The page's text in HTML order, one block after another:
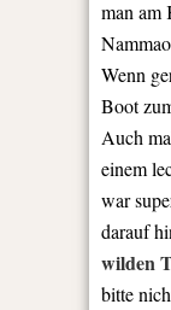
man am
Wenn
Boot
Auch
einem
war
darauf
wilden
bitte